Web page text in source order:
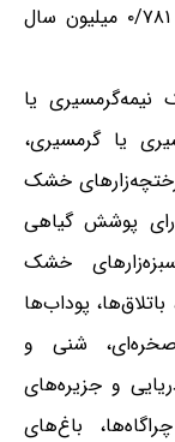
دوره‌ی پلیستوسن پیشین (۲/۵۸ تا ۰/۷۸۱ میلیون سال
یا
یا گرمسیری،
خشک
پوشش گیاهی
سبزه‌زارهای خشک
پوداب‌ها
صخره‌ای، شنی و
و جزیره‌های
باغ‌های